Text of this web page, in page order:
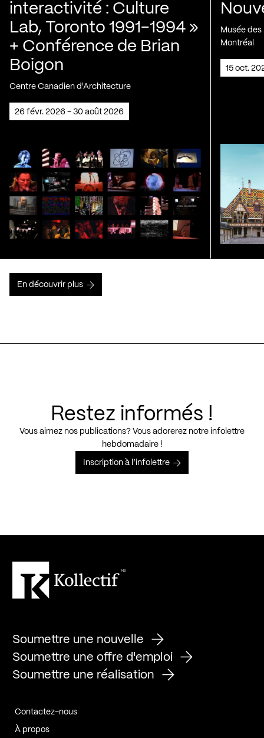
interactivité : Culture
Lab, Toronto 1991-1994 »
+ Conférence de Brian
Boigon
Centre Canadien d'Architecture
26 févr. 2026 - 30 août 2026
Musée
Montréal
15 oct.
En découvrir plus
Restez informés !
Vous aimez nos publications? Vous adorerez notre infolettre
hebdomadaire !
Inscription à l’infolettre
Soumettre une nouvelle
Soumettre une offre d'emploi
Soumettre une réalisation
Contactez-nous
À propos